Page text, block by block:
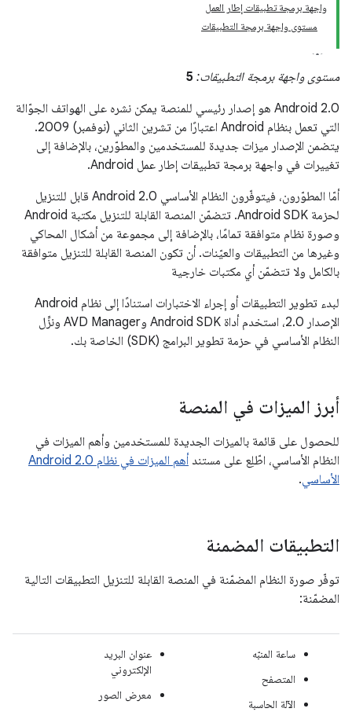
واجهة برمجة تطبيقات إطار العمل
مستوى واجهة برمجة التطبيقات
مستوى واجهة برمجة التطبيقات: 5
‫Android 2.0 هو إصدار رئيسي للمنصة يمكن نشره على الهواتف الجوّالة
التي تعمل بنظام Android اعتبارًا من تشرين الثاني (نوفمبر) 2009.
يتضمن الإصدار ميزات جديدة للمستخدمين والمطوّرين، بالإضافة إلى
تغييرات في واجهة برمجة تطبيقات إطار عمل Android.
أمّا المطوّرون، فيتوفّرون النظام الأساسي Android 2.0 قابل للتنزيل
لحزمة Android SDK. تتضمّن المنصة القابلة للتنزيل مكتبة Android
وصورة نظام متوافقة تمامًا، بالإضافة إلى مجموعة من أشكال المحاكي
وغيرها من التطبيقات والعيّنات. أن تكون المنصة القابلة للتنزيل متوافقة
بالكامل ولا تتضمّن أي مكتبات خارجية
لبدء تطوير التطبيقات أو إجراء الاختبارات استنادًا إلى نظام Android
الإصدار 2.0، استخدم أداة Android SDK وAVD Manager ونزِّل
النظام الأساسي في حزمة تطوير البرامج (SDK) الخاصة بك.
أبرز الميزات في المنصة
للحصول على قائمة بالميزات الجديدة للمستخدمين وأهم الميزات في
النظام الأساسي، اطّلِع على مستند
أهم الميزات في نظام Android 2.0
الأساسي.
التطبيقات المضمنة
توفّر صورة النظام المضمّنة في المنصة القابلة للتنزيل التطبيقات التالية
المضمّنة:
ساعة المنبّه
المتصفح
الآلة الحاسبة
عنوان البريد
الإلكتروني
معرض الصور